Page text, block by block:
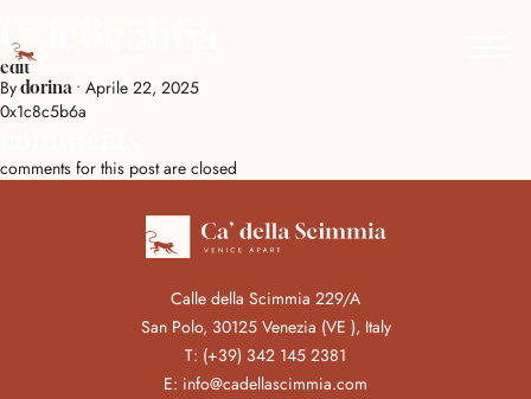
0x1c8c5b6a
edit
Bydorina • Aprile 22, 2025
0x1c8c5b6a
comments for this post are closed
Calle della Scimmia 229/A
San Polo, 30125 Venezia (VE ), Italy
T: (+39) 342 145 2381
E: info@cadellascimmia.com